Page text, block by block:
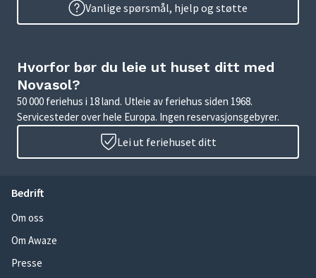
Vanlige spørsmål, hjelp og støtte
Hvorfor bør du leie ut huset ditt med
Novasol?
50 000 feriehus i 18 land. Utleie av feriehus siden 1968.
Servicesteder over hele Europa. Ingen reservasjonsgebyrer.
Lei ut feriehuset ditt
Bedrift
Om oss
Om Awaze
Presse